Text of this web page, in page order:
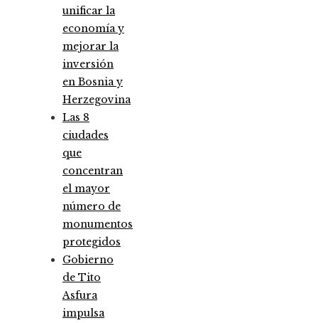
unificar la
economía y
mejorar la
inversión
en Bosnia y
Herzegovina
Las 8
ciudades
que
concentran
el mayor
número de
monumentos
protegidos
Gobierno
de Tito
Asfura
impulsa